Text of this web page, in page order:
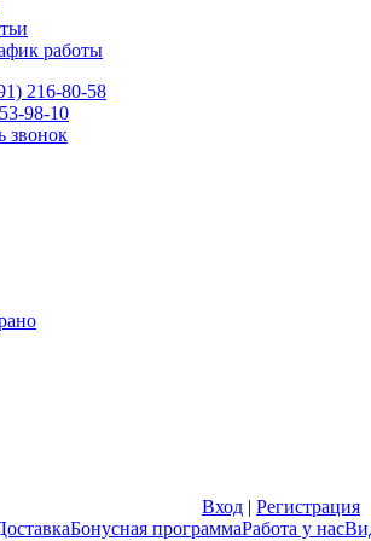
работы
216-80-58
98-10
звонок
Вход | Регистрация
Бонусная программаРабота у нас